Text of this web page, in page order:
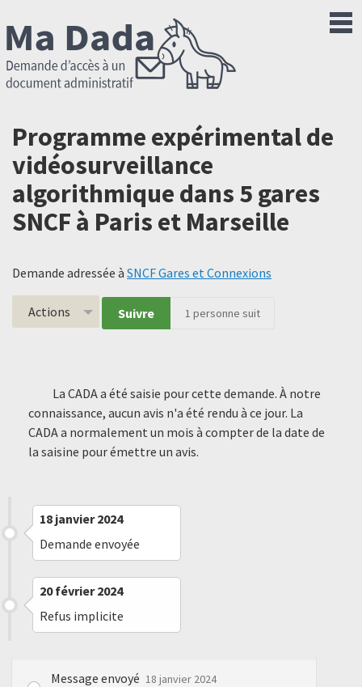
Programme expérimental de
vidéosurveillance
algorithmique dans 5 gares
SNCF à Paris et Marseille
Demande adressée à SNCF Gares et Connexions
Actions Suivre 1 personne suit
La CADA a été saisie pour cette demande. À notre
connaissance, aucun avis n'a été rendu à ce jour. La
CADA a normalement un mois à compter de la date de
la saisine pour émettre un avis.
18 janvier 2024
Demande envoyée
20 février 2024
Refus implicite
Message envoyé 18 janvier 2024